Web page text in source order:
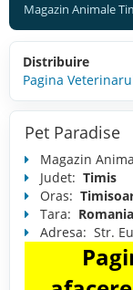
Magazin Animale
Distribuire
Pagina
Pet Paradise
Magazin
Judet: Timis
Oras:
Tara: Romania
Adresa: Str.